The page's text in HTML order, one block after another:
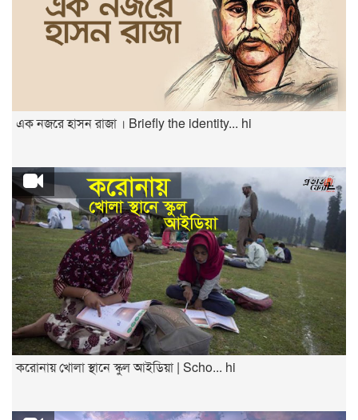
এক নজরে হাসন রাজা । Briefly the identity... hi
করোনায় খোলা স্থানে স্কুল আইডিয়া | Scho... hi